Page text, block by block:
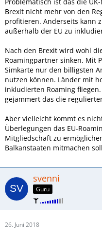
Brexit nicht mehr von den
profitieren. Anderseits kann
außerhalb der EU zu
Nach den Brexit wird wohl
Roamingpartner sinken. Mit
Simkarte nur den billigsten
nutzen können. Länder mit
inkludierten Roaming
gejammert das die
Aber vielleicht kommt es
Überlegungen das EU-
Mitgliedschaft zu
Balkanstaaten mitmachen
svenni
Guru
26. Juni 2018